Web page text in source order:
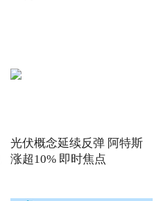
光伏概念延续反弹 阿特斯
涨超10% 即时焦点